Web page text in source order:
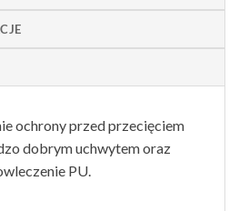
ochrony przed przecięciem
dobrym uchwytem oraz
PU.